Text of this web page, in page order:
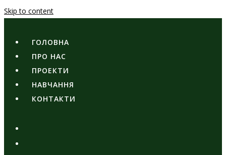
Skip to content
ГОЛОВНА
ПРО НАС
ПРОЕКТИ
НАВЧАННЯ
КОНТАКТИ